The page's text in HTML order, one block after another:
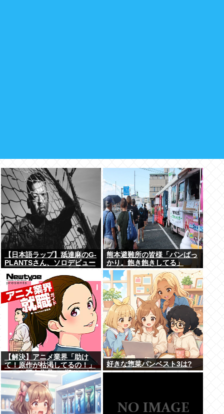
【日本語ラップ】舐達麻のG-
PLANTSさん、ソロデビュー
熊本避難所の皆様「パンばっ
かり。飽き飽きしてる」
【解決】アニメ業界「助け
て！原作が枯渇してるの！」
←いや既存作品の2期やった
ら良いよね？
好きな惣菜パンベスト3は?